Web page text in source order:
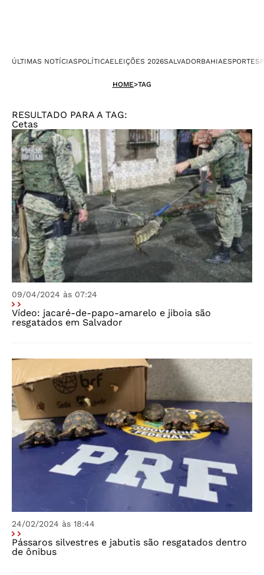
ÚLTIMAS NOTÍCIASPOLÍTICAELEIÇÕES 2026SALVADORBAHIAESPORTES
HOME>TAG
RESULTADO PARA A TAG:
Cetas
09/04/2024 às 07:24
Vídeo: jacaré-de-papo-amarelo e jiboia são
resgatados em Salvador
24/02/2024 às 18:44
Pássaros silvestres e jabutis são resgatados dentro
de ônibus